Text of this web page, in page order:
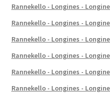
Rannekello - Longines -
Rannekello - Longines -
Rannekello - Longines -
Rannekello - Longines -
Rannekello - Longines -
Rannekello - Longines -